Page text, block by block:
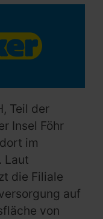
Teil der
Insel Föhr
im
Laut
die Filiale
auf
von